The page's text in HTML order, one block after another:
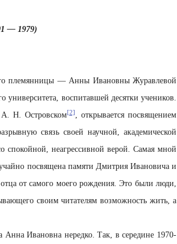
— 1979)
племянницы — Анны Ивановны Журавлевой
университета, воспитавшей десятки учеников.
А. Н. Островском[2] , открывается посвящением
связь своей научной, академической
спокойной, неагрессивной верой. Самая мной
посвящена памяти Дмитрия Ивановича и
от самого моего рождения. Это были люди,
своим читателям возможность жить, а
Анна Ивановна нередко. Так, в середине 1970-